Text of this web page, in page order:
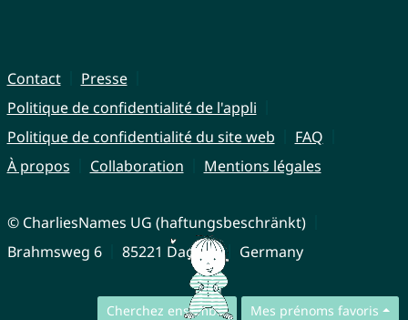
Cherchez ensemble Mes prénoms favoris
Contact
Presse
Politique de confidentialité de l'appli
Politique de confidentialité du site web
FAQ
À propos
Collaboration Mentions légales
© CharliesNames UG (haftungsbeschränkt)
Brahmsweg 6
85221 Dachau Germany